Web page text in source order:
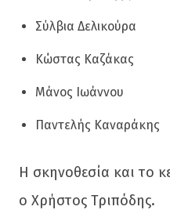
Σύλβια Δελικούρα
Κώστας Καζάκας
Μάνος Ιωάννου
Παντελής Καναράκης
Η σκηνοθεσία και το
ο Χρήστος Τριπόδης.